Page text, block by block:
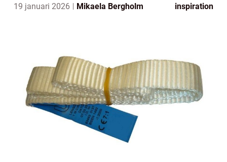
19 januari 2026 Mikaela Bergholm inspiration